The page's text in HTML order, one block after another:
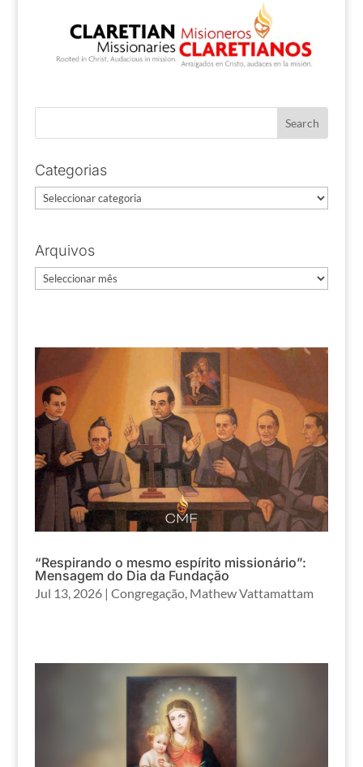
Categorias
Categorias
Arquivos
Arquivos
“Respirando o mesmo espírito missionário”:
Mensagem do Dia da Fundação
Jul 13, 2026| Congregação, Mathew Vattamattam